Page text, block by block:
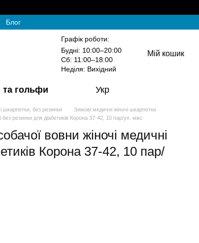
Блог
Графік роботи:
Будні: 10:00–20:00
Сб: 11:00–18:00
Неділя: Вихідний
Мій кошик
та гольфи Укр
шкарпетки, без резинки
Зимові медичні жіночі шкарпетки
резинки для діабетиків Корона 37-42, 10 пар/уп. мікс
вовни жіночі медичні
Корона 37-42, 10 пар/